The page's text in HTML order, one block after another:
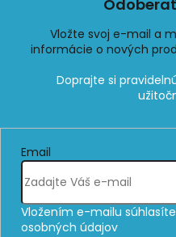
Vložte svoj e-mail a
informácie o nových
Email
Vložením e-mailu
osobných údajov